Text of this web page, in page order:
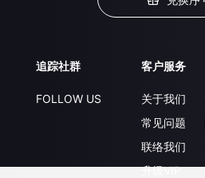
追踪社群
FOLLOW US
客户服务
关于我们
常见问题
联络我们
升级VIP